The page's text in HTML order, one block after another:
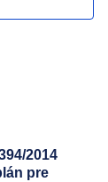
2014
pre